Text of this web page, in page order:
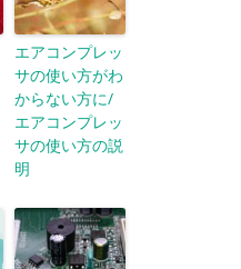
エアコンプレッ
サの使い方がわ
からない方に/
エアコンプレッ
サの使い方の説
明